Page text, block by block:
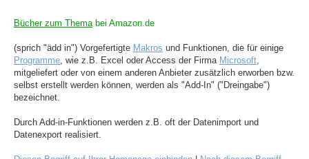
Bücher zum Themabei Amazon.de
(sprich "ädd in") Vorgefertigte Makros und Funktionen, die für einige
Programme, wie z.B. Excel oder Access der Firma Microsoft,
mitgeliefert oder von einem anderen Anbieter zusätzlich erworben bzw.
selbst erstellt werden können, werden als "Add-In" ("Dreingabe")
bezeichnet.
Durch Add-in-Funktionen werden z.B. oft der Datenimport und
Datenexport realisiert.